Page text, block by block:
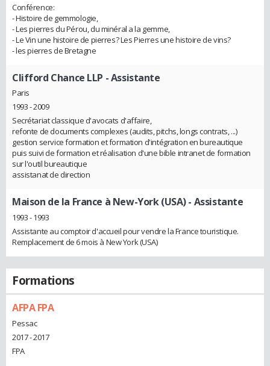
Conférence:
- Histoire de gemmologie,
- Les pierres du Pérou, du minéral a la gemme,
- Le Vin une histoire de pierres? Les Pierres une histoire de vins?
- les pierres de Bretagne
Clifford Chance LLP - Assistante
Paris
1993 - 2009
Secrétariat classique d'avocats d'affaire,
refonte de documents complexes (audits, pitchs, longs contrats, ...)
gestion service formation et formation d'intégration en bureautique
puis suivi de formation et réalisation d'une bible intranet de formation
sur l'outil bureautique
assistanat de direction
Maison de la France à New-York (USA)- Assistante
1993 - 1993
Assistante au comptoir d'accueil pour vendre la France touristique.
Remplacement de 6 mois à New York (USA)
Formations
AFPA FPA
Pessac
2017 - 2017
FPA